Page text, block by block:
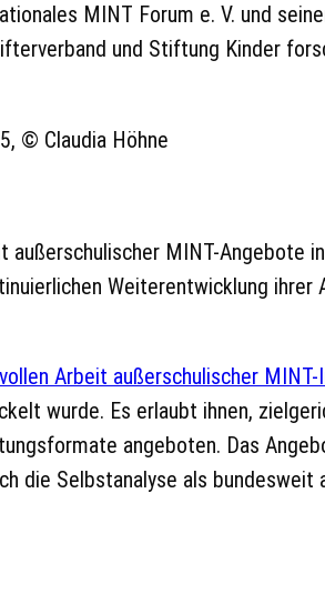
MINT Forum e. V. und
und Stiftung Kinder
© Claudia Höhne
MINT-
Weiterentwicklung
Arbeit außerschulischer MINT-
wurde. Es erlaubt ihnen,
angeboten. Das
die Selbstanalyse als